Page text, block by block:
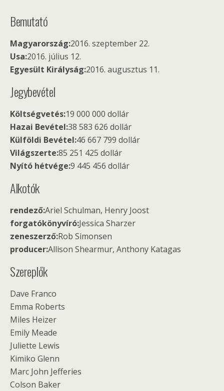
Bemutató
Magyarország:2016. szeptember 22.
Usa:2016. július 12.
Egyesült Királyság:2016. augusztus 11.
Jegybevétel
Költségvetés:19 000 000 dollár
Hazai Bevétel:38 583 626 dollár
Külföldi Bevétel:46 667 799 dollár
Világszerte:85 251 425 dollár
Nyító hétvége:9 445 456 dollár
Alkotók
rendező:Ariel Schulman, Henry Joost
forgatókönyvíró:Jessica Sharzer
zeneszerző:Rob Simonsen
producer:Allison Shearmur, Anthony Katagas
Szereplők
Dave Franco
Emma Roberts
Miles Heizer
Emily Meade
Juliette Lewis
Kimiko Glenn
Marc John Jefferies
Colson Baker